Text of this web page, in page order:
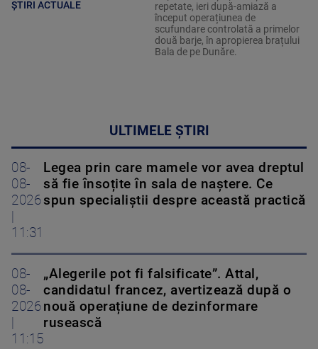
ȘTIRI ACTUALE
repetate, ieri după-amiază a
început operațiunea de
scufundare controlată a primelor
două barje, în apropierea brațului
Bala de pe Dunăre.
ULTIMELE ȘTIRI
08-
08-
2026
|
11:31
Legea prin care mamele vor avea dreptul
să fie însoțite în sala de naștere. Ce
spun specialiștii despre această practică
08-
08-
2026
|
11:15
„Alegerile pot fi falsificate”. Attal,
candidatul francez, avertizează după o
nouă operațiune de dezinformare
rusească